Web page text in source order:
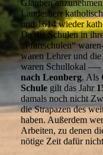
Glauben
Landesherr
und 1614 wieder
Da die Schulen in
„Pfarrschulen“
waren Lehrer und die
waren Schullokal —-
nach Leonberg. Als
Schule gilt das Jahr
damals noch nicht
die Strapazen des
haben. Außerdem
Arbeiten, zu denen
nötige Zeit dafür